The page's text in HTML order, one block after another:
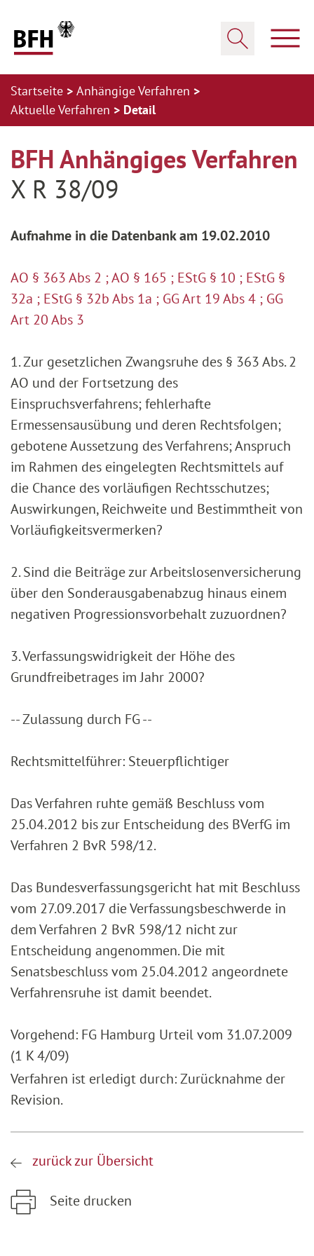
Startseite
Anhängige Verfahren
Aktuelle Verfahren
Detail
BFH Anhängiges Verfahren
X R 38/09
Aufnahme in die Datenbank am 19.02.2010
AO § 363 Abs 2 ; AO § 165 ; EStG § 10 ; EStG §
32a ; EStG § 32b Abs 1a ; GG Art 19 Abs 4 ; GG
Art 20 Abs 3
1. Zur gesetzlichen Zwangsruhe des § 363 Abs. 2
AO und der Fortsetzung des
Einspruchsverfahrens; fehlerhafte
Ermessensausübung und deren Rechtsfolgen;
gebotene Aussetzung des Verfahrens; Anspruch
im Rahmen des eingelegten Rechtsmittels auf
die Chance des vorläufigen Rechtsschutzes;
Auswirkungen, Reichweite und Bestimmtheit von
Vorläufigkeitsvermerken?
2. Sind die Beiträge zur Arbeitslosenversicherung
über den Sonderausgabenabzug hinaus einem
negativen Progressionsvorbehalt zuzuordnen?
3. Verfassungswidrigkeit der Höhe des
Grundfreibetrages im Jahr 2000?
-- Zulassung durch FG --
Rechtsmittelführer: Steuerpflichtiger
Das Verfahren ruhte gemäß Beschluss vom
25.04.2012 bis zur Entscheidung des BVerfG im
Verfahren 2 BvR 598/12.
Das Bundesverfassungsgericht hat mit Beschluss
vom 27.09.2017 die Verfassungsbeschwerde in
dem Verfahren 2 BvR 598/12 nicht zur
Entscheidung angenommen. Die mit
Senatsbeschluss vom 25.04.2012 angeordnete
Verfahrensruhe ist damit beendet.
Vorgehend: FG Hamburg Urteil vom 31.07.2009
(1 K 4/09)
Verfahren ist erledigt durch: Zurücknahme der
Revision.
zurück zur Übersicht
Seite drucken